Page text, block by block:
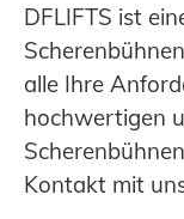
DFLIFTS ist
alle Ihre
hochwertigen
Kontakt mit